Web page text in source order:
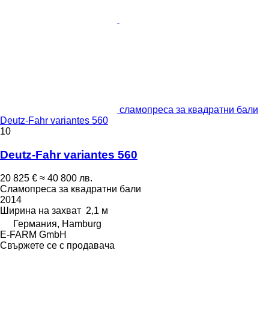
сламопреса за квадратни бали
Deutz-Fahr variantes 560
10
Deutz-Fahr variantes 560
20 825 € ≈ 40 800 лв.
Сламопреса за квадратни бали
2014
Ширина на захват 2,1 м
Германия, Hamburg
E-FARM GmbH
Свържете се с продавача